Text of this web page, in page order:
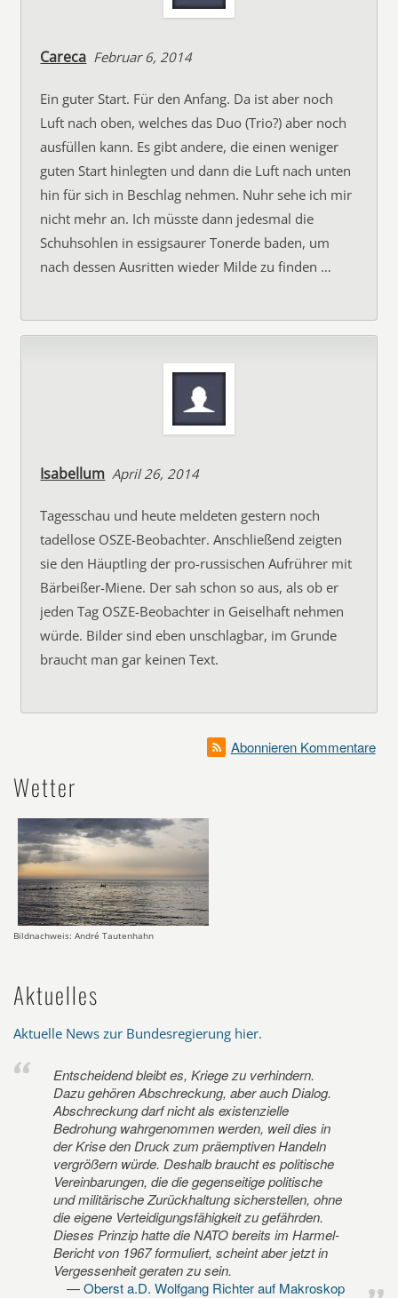
Careca Februar 6, 2014
Ein guter Start. Für den Anfang. Da ist aber noch
Luft nach oben, welches das Duo (Trio?) aber noch
ausfüllen kann. Es gibt andere, die einen weniger
guten Start hinlegten und dann die Luft nach unten
hin für sich in Beschlag nehmen. Nuhr sehe ich mir
nicht mehr an. Ich müsste dann jedesmal die
Schuhsohlen in essigsaurer Tonerde baden, um
nach dessen Ausritten wieder Milde zu finden …
Isabellum April 26, 2014
Tagesschau und heute meldeten gestern noch
tadellose OSZE-Beobachter. Anschließend zeigten
sie den Häuptling der pro-russischen Aufrührer mit
Bärbeißer-Miene. Der sah schon so aus, als ob er
jeden Tag OSZE-Beobachter in Geiselhaft nehmen
würde. Bilder sind eben unschlagbar, im Grunde
braucht man gar keinen Text.
Abonnieren Kommentare
Wetter
Bildnachweis: André Tautenhahn
Aktuelles
Aktuelle News zur Bundesregierung hier.
Entscheidend bleibt es, Kriege zu verhindern.
Dazu gehören Abschreckung, aber auch Dialog.
Abschreckung darf nicht als existenzielle
Bedrohung wahrgenommen werden, weil dies in
der Krise den Druck zum präemptiven Handeln
vergrößern würde. Deshalb braucht es politische
Vereinbarungen, die die gegenseitige politische
und militärische Zurückhaltung sicherstellen, ohne
die eigene Verteidigungsfähigkeit zu gefährden.
Dieses Prinzip hatte die NATO bereits im Harmel-
Bericht von 1967 formuliert, scheint aber jetzt in
Vergessenheit geraten zu sein.
Oberst a.D. Wolfgang Richter auf Makroskop